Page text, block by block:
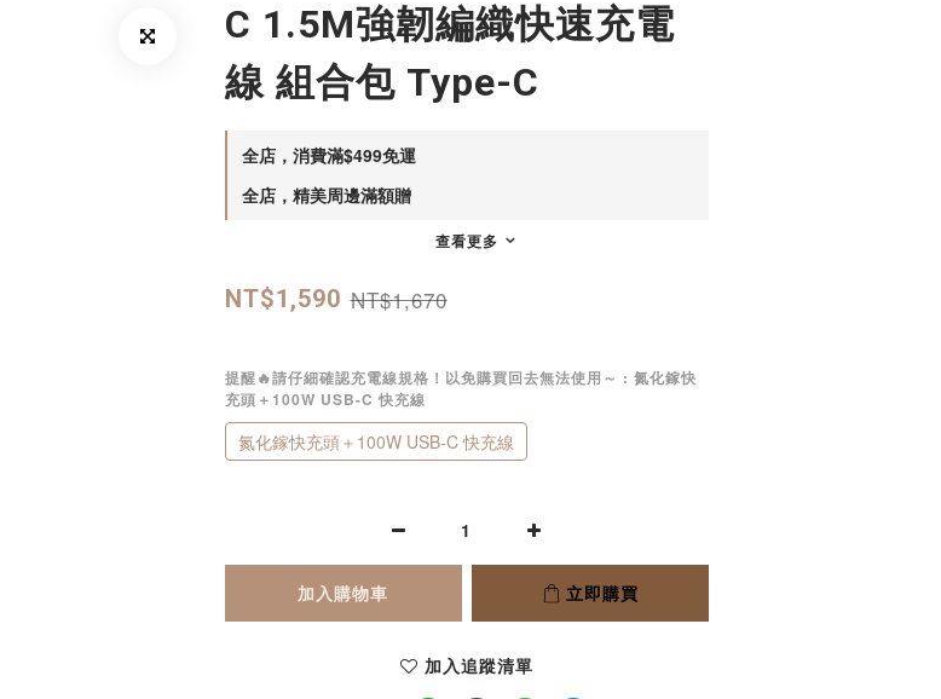
C 1.5M強韌編織快速充電
線 組合包 Type-C
全店，消費滿$499免運
全店，精美周邊滿額贈
查看更多
NT$1,590 NT$1,670
提醒🔥請仔細確認充電線規格！以免購買回去無法使用～ : 氮化鎵快
充頭＋100W USB-C 快充線
氮化鎵快充頭＋100W USB-C 快充線
加入購物車 立即購買
加入追蹤清單